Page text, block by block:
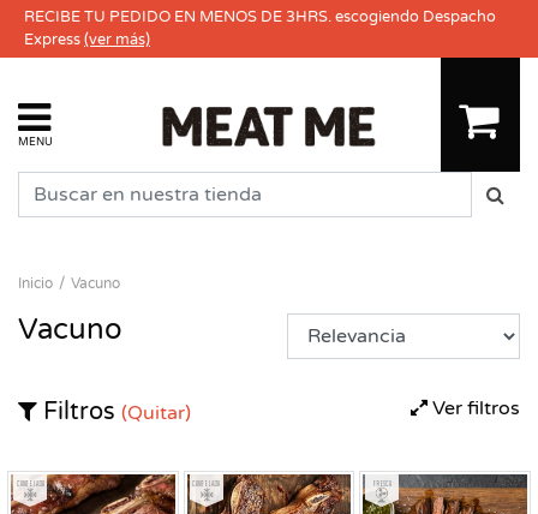
RECIBE TU PEDIDO EN MENOS DE 3HRS. escogiendo Despacho
Express(ver más)
MENU
Inicio Vacuno
Vacuno
Ver filtros
Filtros (Quitar)
Congelado Congelado Fresco